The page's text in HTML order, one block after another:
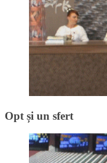
Opt și un sfert